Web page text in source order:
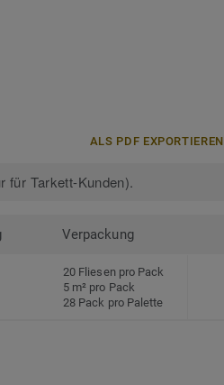
ALS PDF EXPORTIEREN
für Tarkett-Kunden).
Verpackung
20 Fliesen pro Pack
5 m² pro Pack
28 Pack pro Palette